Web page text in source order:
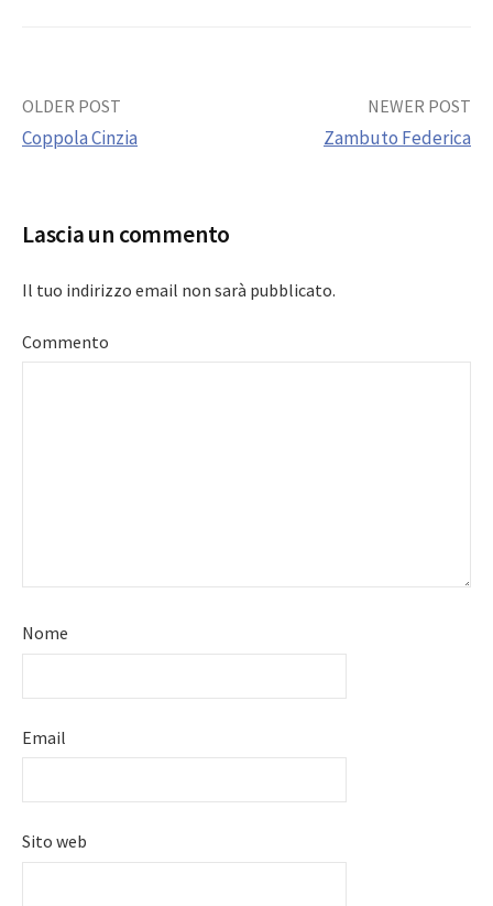
Post
OLDER POST
Coppola Cinzia
NEWER POST
Zambuto Federica
Lascia un commento
Il tuo indirizzo email non sarà pubblicato.
Commento
Nome
Email
Sito web